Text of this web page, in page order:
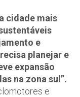
cidade mais
e
planejar e
expansão
na zona sul”.
e